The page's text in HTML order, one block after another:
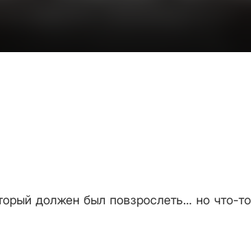
должен был повзрослеть… но что-то